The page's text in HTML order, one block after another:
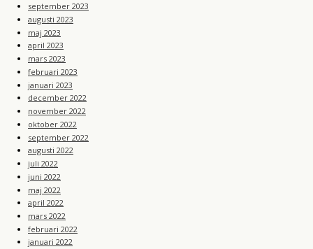
september 2023
augusti 2023
maj 2023
april 2023
mars 2023
februari 2023
januari 2023
december 2022
november 2022
oktober 2022
september 2022
augusti 2022
juli 2022
juni 2022
maj 2022
april 2022
mars 2022
februari 2022
januari 2022